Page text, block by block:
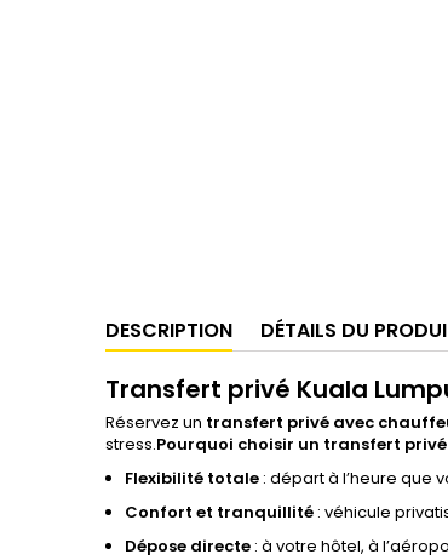
DESCRIPTION DÉTAILS DU
Transfert privé Kuala
Réservez un transfert privé avec
stress.Pourquoi choisir un transfert privé
Flexibilité totale : départ à l’heure que
Confort et tranquillité : véhicule
Dépose directe : à votre hôtel, à